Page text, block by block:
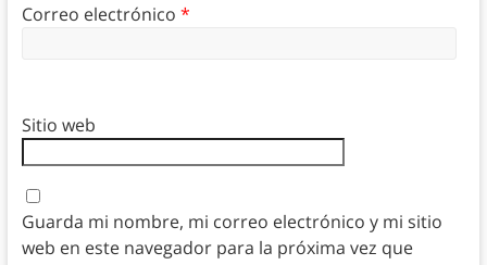
Correo electrónico *
Sitio web
Guarda mi nombre, mi correo electrónico y mi sitio
web en este navegador para la próxima vez que